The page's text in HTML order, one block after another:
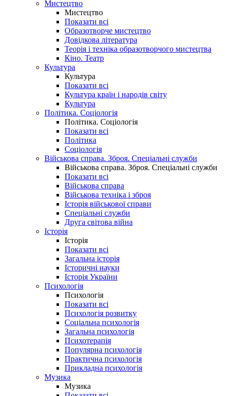
Мистецтво
Мистецтво
Показати всі
Образотворче мистецтво
Довідкова література
Теорія і техніка образотворчого мистецтва
Кіно. Театр
Культура
Культура
Показати всі
Культура країн і народів світу
Культура
Політика. Соціологія
Політика. Соціологія
Показати всі
Політика
Соціологія
Військова справа. Зброя. Спеціальні служби
Військова справа. Зброя. Спеціальні служби
Показати всі
Військова справа
Військова техніка і зброя
Історія військової справи
Спеціальні служби
Друга світова війна
Історія
Історія
Показати всі
Загальна історія
Історичні науки
Історія України
Психологія
Психологія
Показати всі
Психологія розвитку
Соціальна психологія
Загальна психологія
Психотерапія
Популярна психологія
Практична психологія
Прикладна психологія
Музика
Музика